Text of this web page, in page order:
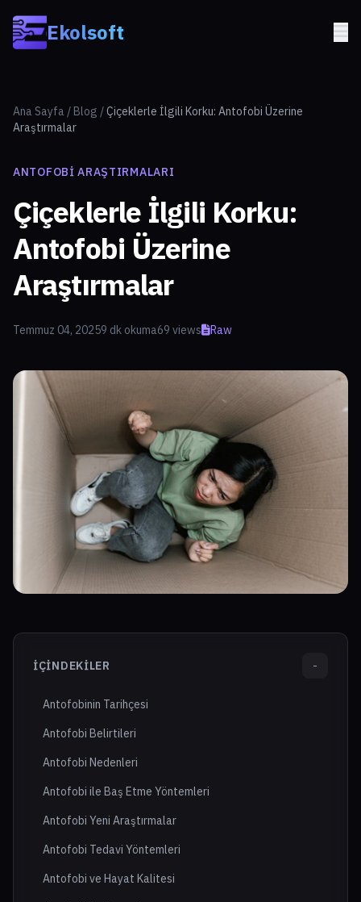
Ekolsoft
Ana Sayfa / Blog /Çiçeklerle İlgili Korku: Antofobi Üzerine
Araştırmalar
ANTOFOBI ARAŞTIRMALARI
Çiçeklerle İlgili Korku:
Antofobi Üzerine
Araştırmalar
Temmuz 04, 20259 dk okuma69 views Raw
İÇINDEKILER -
Antofobinin Tarihçesi
Antofobi Belirtileri
Antofobi Nedenleri
Antofobi ile Baş Etme Yöntemleri
Antofobi Yeni Araştırmalar
Antofobi Tedavi Yöntemleri
Antofobi ve Hayat Kalitesi